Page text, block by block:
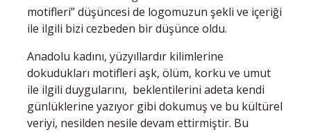
motifleri” düşüncesi de logomuzun şekli ve içeriği
ile ilgili bizi cezbeden bir düşünce oldu.
Anadolu kadını, yüzyıllardır kilimlerine
dokudukları motifleri aşk, ölüm, korku ve umut
ile ilgili duygularını, beklentilerini adeta kendi
günlüklerine yazıyor gibi dokumuş ve bu kültürel
veriyi, nesilden nesile devam ettirmiştir. Bu